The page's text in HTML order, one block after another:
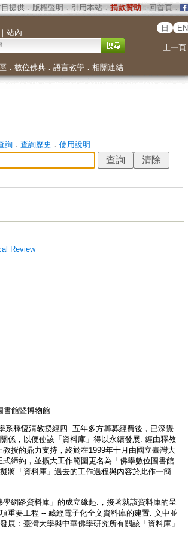
提供． 版權聲明 ． 引用本站． 捐款贊助．回首頁．
站內 ｜
日 EN
上一頁
． 數位佛典． 語言教學． 相關連結
詢． 查詢歷史 ． 使用說明
Review
書館暨博物館
釋恆清教授經四. 五年多方籌募經費後，已深覺
係，以便使該「資料庫」得以永續發展. 經由釋教
授的鼎力支持，終於在1999年十月由國立臺灣大
締約，並擴大工作範圍更名為「佛學數位圖書館
將「資料庫」過去的工作過程與內容於此作一簡
網路資料庫」的成立緣起.，接著就該資料庫的呈
重要工程 -- 藏經電子化全文資料庫的建置. 文中並
：臺灣大學與中華佛學研究所有關該「資料庫」